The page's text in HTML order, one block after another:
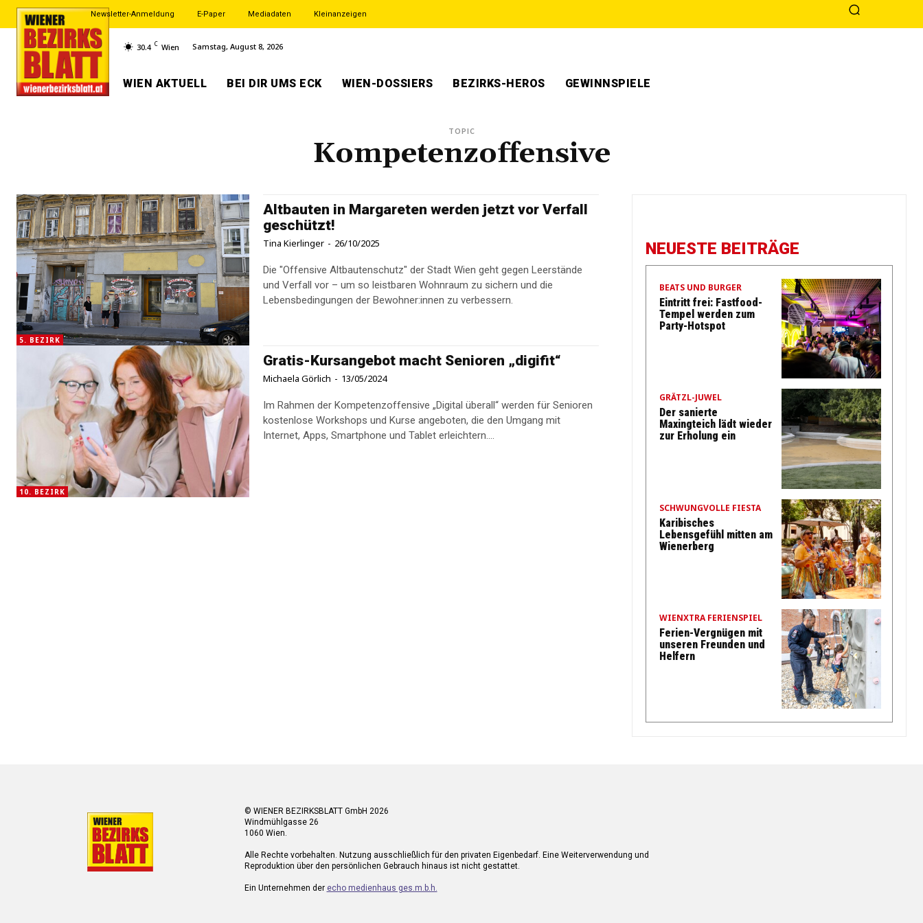
Newsletter-Anmeldung E-Paper Mediadaten Kleinanzeigen
30.4 C Wien Samstag, August 8, 2026
WIEN AKTUELL BEI DIR UMS ECK WIEN-DOSSIERS BEZIRKS-HEROS GEWINNSPIELE
TOPIC
Kompetenzoffensive
5. BEZIRK
Altbauten in Margareten werden jetzt vor Verfall
geschützt!
Tina Kierlinger - 26/10/2025
Die "Offensive Altbautenschutz" der Stadt Wien geht gegen Leerstände
und Verfall vor – um so leistbaren Wohnraum zu sichern und die
Lebensbedingungen der Bewohner:innen zu verbessern.
10. BEZIRK
Gratis-Kursangebot macht Senioren „digifit“
Michaela Görlich - 13/05/2024
Im Rahmen der Kompetenzoffensive „Digital überall“ werden für Senioren
kostenlose Workshops und Kurse angeboten, die den Umgang mit
Internet, Apps, Smartphone und Tablet erleichtern....
NEUESTE BEITRÄGE
BEATS UND BURGER
Eintritt frei: Fastfood-
Tempel werden zum
Party-Hotspot
GRÄTZL-JUWEL
Der sanierte
Maxingteich lädt wieder
zur Erholung ein
SCHWUNGVOLLE FIESTA
Karibisches
Lebensgefühl mitten am
Wienerberg
WIENXTRA FERIENSPIEL
Ferien-Vergnügen mit
unseren Freunden und
Helfern
© WIENER BEZIRKSBLATT GmbH 2026
Windmühlgasse 26
1060 Wien.
Alle Rechte vorbehalten. Nutzung ausschließlich für den privaten Eigenbedarf. Eine Weiterverwendung und
Reproduktion über den persönlichen Gebrauch hinaus ist nicht gestattet.
Ein Unternehmen der echo medienhaus ges.m.b.h.